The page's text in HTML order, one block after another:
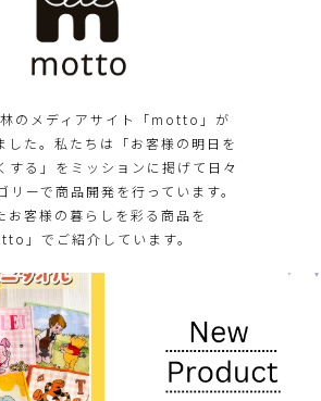
のメディアサイト「motto」が
した。私たちは「お客様の明日を
る」をミッションに掲げて日々
リーで商品開発を行っています。
お客様の暮らしを彩る商品を
」でご紹介しています。